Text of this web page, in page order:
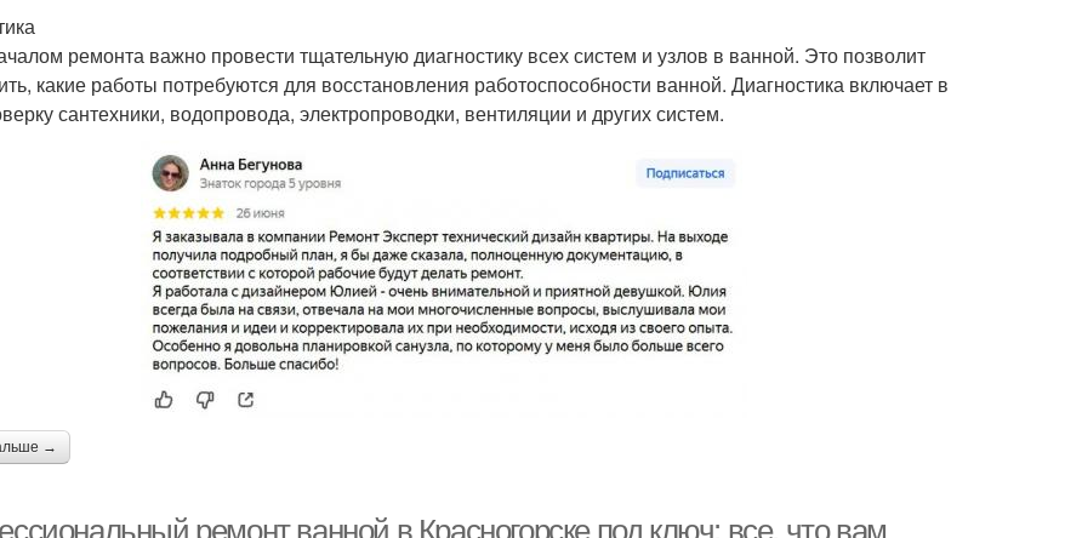
ремонта важно провести тщательную диагностику всех систем и узлов в ванной. Это позволит
какие работы потребуются для восстановления работоспособности ванной. Диагностика включает в
сантехники, водопровода, электропроводки, вентиляции и других систем.
→
ремонт ванной в Красногорске под ключ: все, что вам